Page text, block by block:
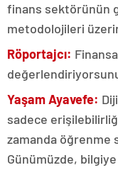
finans sektörünün
metodolojileri
Röportajcı:
Yaşam Ayavefe:
sadece
zamanda öğrenme
Günümüzde,